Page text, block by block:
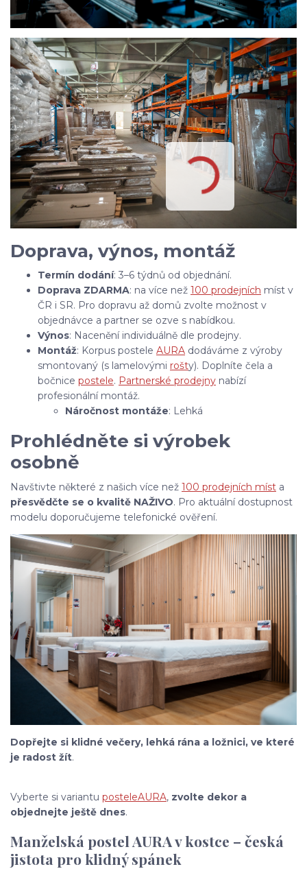
Doprava, výnos, montáž
Termín dodání: 3–6 týdnů od objednání.
Doprava ZDARMA: na více než 100 prodejních míst v
ČR i SR. Pro dopravu až domů zvolte možnost v
objednávce a partner se ozve s nabídkou.
Výnos: Nacenění individuálně dle prodejny.
Montáž: Korpus postele AURA dodáváme z výroby
smontovaný (s lamelovými rošty). Doplníte čela a
bočnice postele. Partnerské prodejny nabízí
profesionální montáž.
Náročnost montáže: Lehká
Prohlédněte si výrobek
osobně
Navštivte některé z našich více než 100 prodejních míst a
přesvědčte se o kvalitě NAŽIVO. Pro aktuální dostupnost
modelu doporučujeme telefonické ověření.
Dopřejte si klidné večery, lehká rána a ložnici, ve které
je radost žít.
Vyberte si variantu posteleAURA, zvolte dekor a
objednejte ještě dnes.
Manželská postel AURA v kostce – česká
jistota pro klidný spánek